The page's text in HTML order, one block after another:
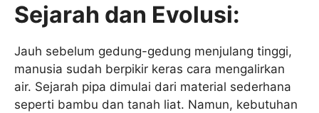
Sejarah dan Evolusi:
Jauh sebelum gedung-gedung menjulang tinggi,
manusia sudah berpikir keras cara mengalirkan
air. Sejarah pipa dimulai dari material sederhana
seperti bambu dan tanah liat. Namun, kebutuhan